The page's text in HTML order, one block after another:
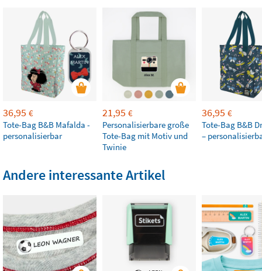
36,95 €
Tote-Bag B&B Mafalda -
personalisierbar
21,95 €
Personalisierbare große
Tote-Bag mit Motiv und
Twinie
36,95 €
Tote-Bag B&B
–
Andere interessante Artikel